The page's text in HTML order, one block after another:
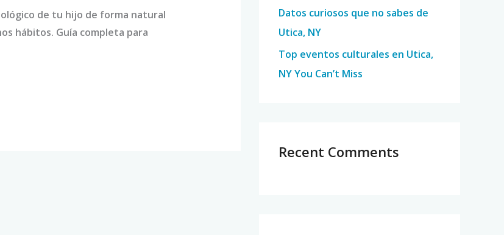
de tu hijo de forma natural
hábitos. Guía completa para
Datos curiosos que no sabes de
Utica, NY
Top eventos culturales en Utica,
NY You Can’t Miss
Recent Comments